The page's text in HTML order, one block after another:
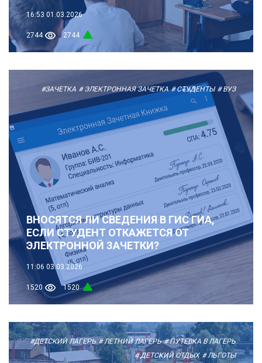
16:53 01.03.2026
2744 2744
#ЗАЧЕТКА # ЭЛЕКТРОННАЯ ЗАЧЕТКА # СТУДЕНТЫ # ВУЗ
ВНОСЯТСЯ ЛИ СВЕДЕНИЯ В ГИС ГИА,
ЕСЛИ СТУДЕНТ ОТКАЖЕТСЯ ОТ
ЭЛЕКТРОННОЙ ЗАЧЕТКИ?
11:06 03.03.2026
1520 1520
#ДЕТСКИЙ ЛАГЕРЬ # ЛЕТНИЙ ЛАГЕРЬ # ПУТЕВКА В ЛАГЕРЬ
# ДЕТСКИЙ ОТДЫХ # ЛЬГОТЫ